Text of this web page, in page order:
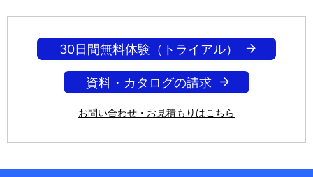
30日間無料体験（トライアル）
資料・カタログの請求
お問い合わせ・お見積もりはこちら